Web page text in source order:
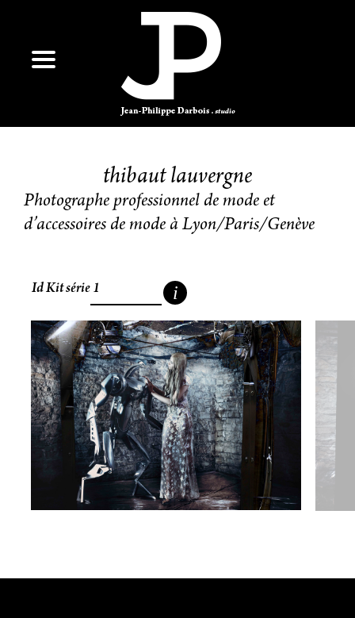
thibaut lauvergne
Photographe professionnel de mode et
d’accessoires de mode à Lyon/Paris/Genève
Id Kit série 1 i